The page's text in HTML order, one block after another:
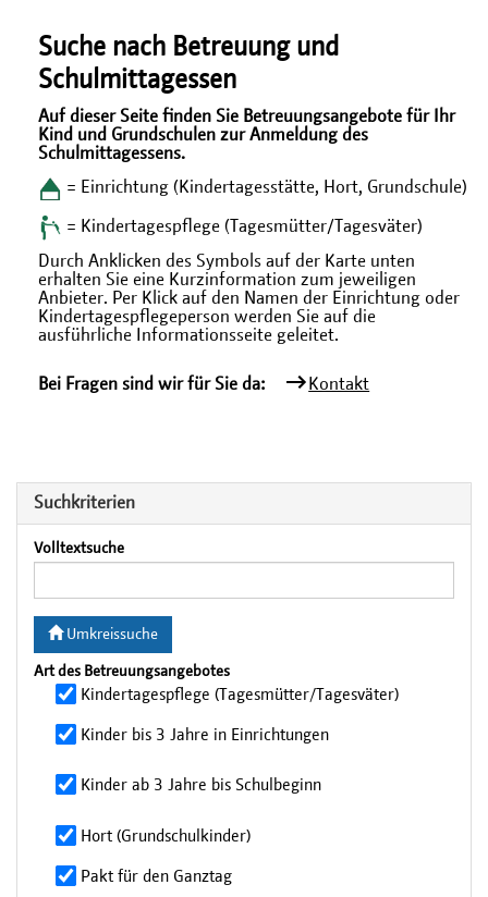
Suche nach Betreuung und
Schulmittagessen
Auf dieser Seite finden Sie Betreuungsangebote für Ihr
Kind und Grundschulen zur Anmeldung des
Schulmittagessens.
= Einrichtung (Kindertagesstätte, Hort, Grundschule)
= Kindertagespflege (Tagesmütter/Tagesväter)
Durch Anklicken des Symbols auf der Karte unten
erhalten Sie eine Kurzinformation zum jeweiligen
Anbieter. Per Klick auf den Namen der Einrichtung oder
Kindertagespflegeperson werden Sie auf die
ausführliche Informationsseite geleitet.
Bei Fragen sind wir für Sie da: Kontakt
Suchkriterien
Volltextsuche
Umkreissuche
Art des Betreuungsangebotes
Kindertagespflege (Tagesmütter/Tagesväter)
Kinder bis 3 Jahre in Einrichtungen
Kinder ab 3 Jahre bis Schulbeginn
Hort (Grundschulkinder)
Pakt für den Ganztag